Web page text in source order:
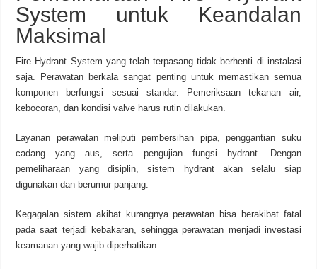
System untuk Keandalan
Maksimal
Fire Hydrant System yang telah terpasang tidak berhenti di instalasi
saja. Perawatan berkala sangat penting untuk memastikan semua
komponen berfungsi sesuai standar. Pemeriksaan tekanan air,
kebocoran, dan kondisi valve harus rutin dilakukan.
Layanan perawatan meliputi pembersihan pipa, penggantian suku
cadang yang aus, serta pengujian fungsi hydrant. Dengan
pemeliharaan yang disiplin, sistem hydrant akan selalu siap
digunakan dan berumur panjang.
Kegagalan sistem akibat kurangnya perawatan bisa berakibat fatal
pada saat terjadi kebakaran, sehingga perawatan menjadi investasi
keamanan yang wajib diperhatikan.